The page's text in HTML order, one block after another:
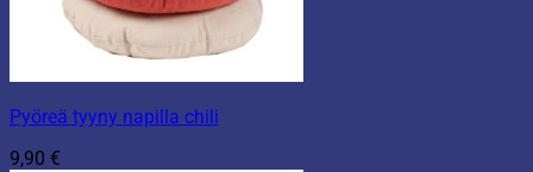
Pyöreä tyyny napilla chili
9,90 €